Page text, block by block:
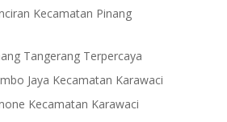
Kecamatan Pinang
Tangerang Terpercaya
Jaya Kecamatan Karawaci
Kecamatan Karawaci